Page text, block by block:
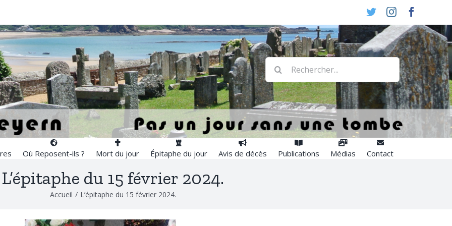
TwitterInstagram
Rechercher:
Où Reposent-ils ? Mort du jour Épitaphe du jour Avis de décès Publications Médias Contact
L’épitaphe du 15 février 2024.
Accueil / L’épitaphe du 15 février 2024.